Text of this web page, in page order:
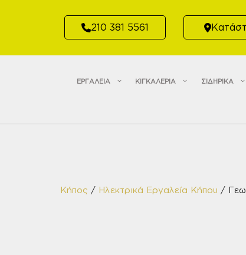
περιεχόμενο
210 381 5561
ΕΡΓΑΛΕΙΑ ΚΙΓΚΑΛΕΡΙΑ ΣΙΔΗΡΙΚΑ
Κήπος / Ηλεκτρικά Εργαλεία Κήπου /